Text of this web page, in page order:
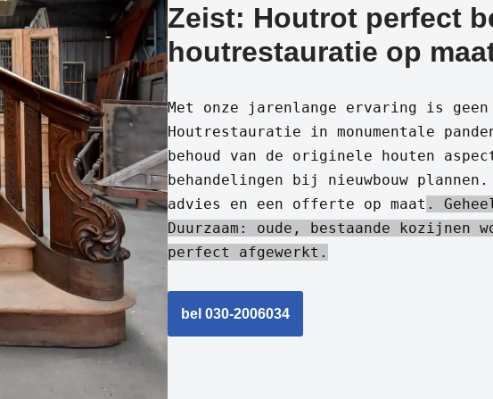
Zeist: Houtrot perfect
houtrestauratie op
Met onze jarenlange ervaring is
Houtrestauratie in monumentale
behoud van de originele houten
behandelingen bij nieuwbouw
advies en een offerte op maat .
Duurzaam: oude, bestaande kozijnen
perfect afgewerkt.
bel 030-2006034